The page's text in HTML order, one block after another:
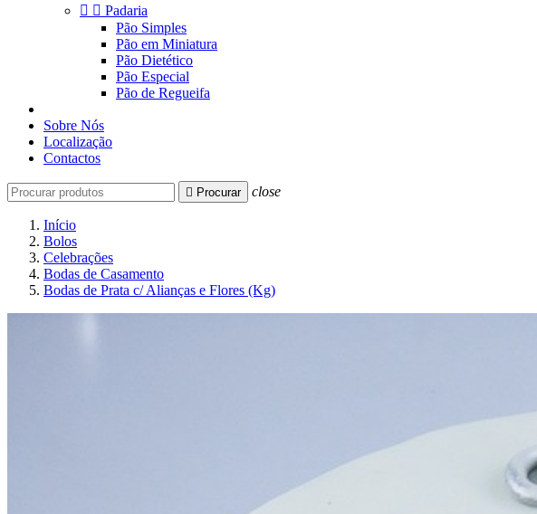
  Padaria
Pão Simples
Pão em Miniatura
Pão Dietético
Pão Especial
Pão de Regueifa
Sobre Nós
Localização
Contactos
 Procurar close
Início
Bolos
Celebrações
Bodas de Casamento
Bodas de Prata c/ Alianças e Flores (Kg)